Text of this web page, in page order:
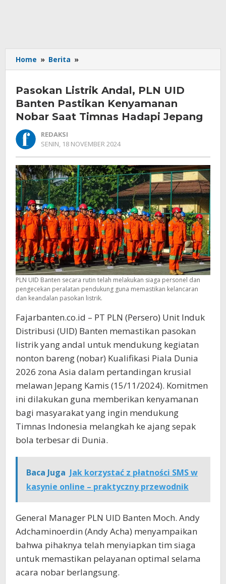
Home » Berita »
Listrik
PLN
UID
Banten
Pastikan
Nobar
Saat
Timnas
Hadapi
Jepang
Pasokan Listrik Andal, PLN UID
Banten Pastikan Kenyamanan
Nobar Saat Timnas Hadapi Jepang
REDAKSI
SENIN, 18 NOVEMBER 2024
PLN UID Banten secara rutin telah melakukan siaga personel dan
pengecekan peralatan pendukung guna memastikan kelancaran
dan keandalan pasokan listrik.
Fajarbanten.co.id – PT PLN (Persero) Unit Induk
Distribusi (UID) Banten memastikan pasokan
listrik yang andal untuk mendukung kegiatan
nonton bareng (nobar) Kualifikasi Piala Dunia
2026 zona Asia dalam pertandingan krusial
melawan Jepang Kamis (15/11/2024). Komitmen
ini dilakukan guna memberikan kenyamanan
bagi masyarakat yang ingin mendukung
Timnas Indonesia melangkah ke ajang sepak
bola terbesar di Dunia.
Baca Juga Jak korzystać z płatności SMS w
kasynie online – praktyczny przewodnik
General Manager PLN UID Banten Moch. Andy
Adchaminoerdin (Andy Acha) menyampaikan
bahwa pihaknya telah menyiapkan tim siaga
untuk memastikan pelayanan optimal selama
acara nobar berlangsung.